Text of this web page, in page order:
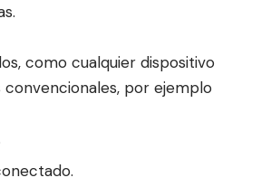
como cualquier dispositivo
por ejemplo